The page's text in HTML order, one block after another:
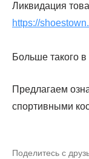
Ликвидация
https://
Больше такого в
Предлагаем
спортивными
Поделитесь с